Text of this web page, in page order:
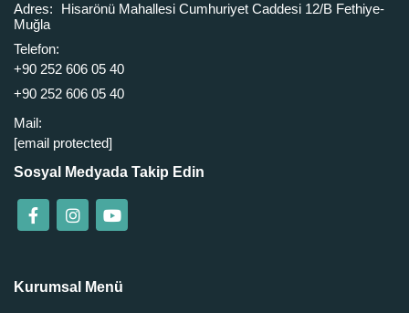
Adres:
Hisarönü Mahallesi Cumhuriyet Caddesi 12/B Fethiye-
Muğla
Telefon:
+90 252 606 05 40
+90 252 606 05 40
Mail:
[email protected]
Sosyal Medyada Takip Edin
Kurumsal Menü